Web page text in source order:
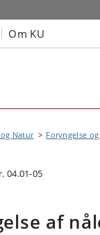
Om KU
Natur
Foryngelse
04.01-05
af